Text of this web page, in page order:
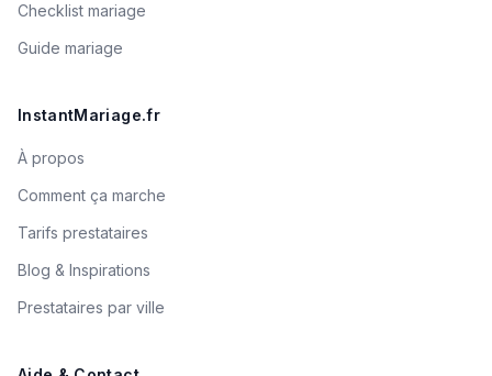
Checklist mariage
Guide mariage
InstantMariage.fr
À propos
Comment ça marche
Tarifs prestataires
Blog & Inspirations
Prestataires par ville